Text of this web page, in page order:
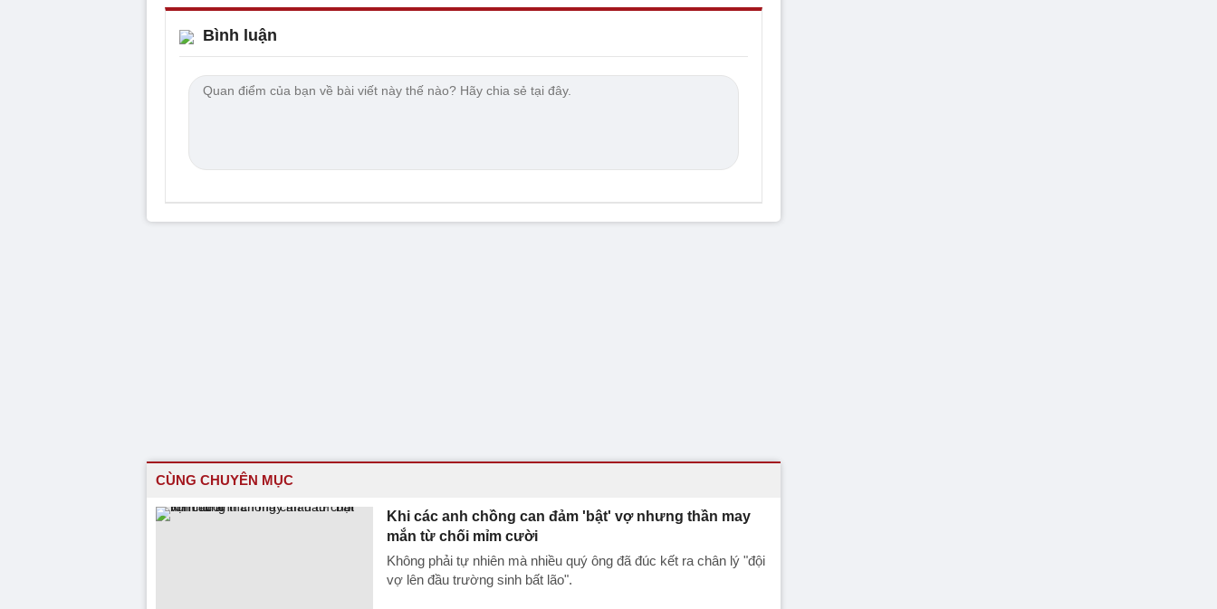
Bình luận
CÙNG CHUYÊN MỤC
Khi các anh chồng can đảm 'bật' vợ nhưng thần may
mắn từ chối mỉm cười
Không phải tự nhiên mà nhiều quý ông đã đúc kết ra chân lý "đội
vợ lên đầu trường sinh bất lão".